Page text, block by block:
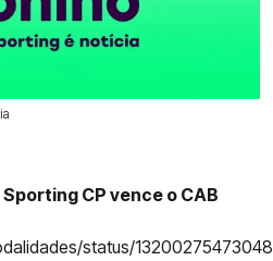
CP vence o CAB
status/